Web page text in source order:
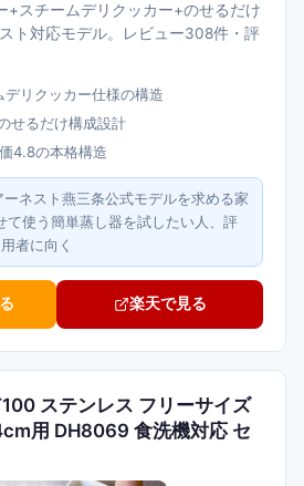
+スチームデリクッカー+のせるだけ
ト対応モデル。レビュー308件・評
リクッカー仕様の構造
せるだけ構成設計
4.8の本格構造
ーネスト燕三条公式モデルを求める家
て使う簡単蒸し器を試したい人、評
者に向く
楽天で見る
ステンレス フリーサイズ
用 DH8069 食洗機対応 セ